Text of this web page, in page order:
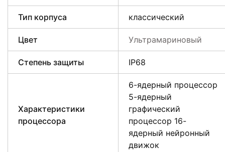
Тип корпуса классический
Цвет Ультрамариновый
Степень защиты IP68
Характеристики
процессора
6-ядерный процессор
5-ядерный
графический
процессор 16-
ядерный нейронный
движок